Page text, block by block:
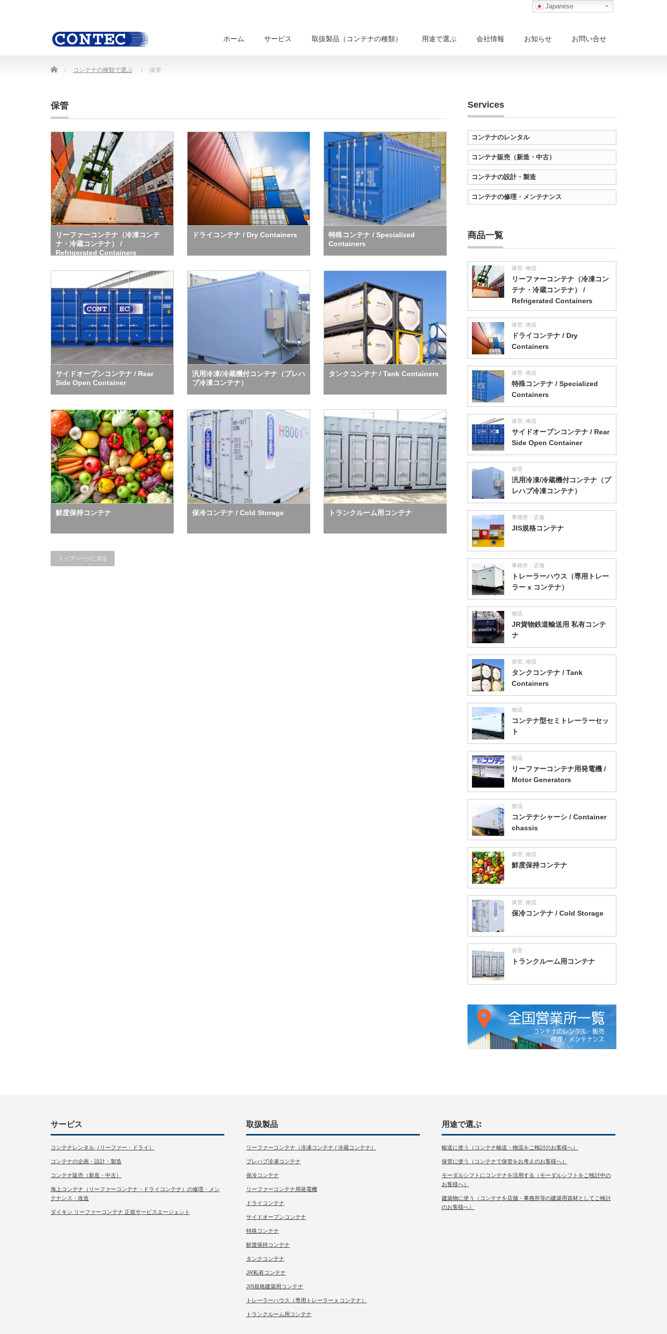
ホーム サービス 取扱製品（コンテナの種類） 用途で選ぶ 会社情報 お知らせ お問い合せ
Home コンテナの種類で選ぶ 保管
保管
リーファーコンテナ（冷凍コンテ
ナ・冷蔵コンテナ） /
Refrigerated Containers
ドライコンテナ / Dry Containers
特殊コンテナ / Specialized
Containers
サイドオープンコンテナ / Rear
Side Open Container
汎用冷凍/冷蔵機付コンテナ（プレハ
ブ冷凍コンテナ）
タンクコンテナ / Tank Containers
鮮度保持コンテナ 保冷コンテナ / Cold Storage トランクルーム用コンテナ
トップページに戻る
Services
コンテナのレンタル
コンテナ販売（新造・中古）
コンテナの設計・製造
コンテナの修理・メンテナンス
商品一覧
保管 物流
リーファーコンテナ（冷凍コン
テナ・冷蔵コンテナ） /
Refrigerated Containers
保管 物流
ドライコンテナ / Dry
Containers
保管 物流
特殊コンテナ / Specialized
Containers
保管 物流
サイドオープンコンテナ / Rear
Side Open Container
保管
汎用冷凍/冷蔵機付コンテナ（プ
レハブ冷凍コンテナ）
事務所・店舗
JIS規格コンテナ
事務所・店舗
トレーラーハウス（専用トレー
ラー x コンテナ）
物流
JR貨物鉄道輸送用 私有コンテ
ナ
保管 物流
タンクコンテナ / Tank
Containers
物流
コンテナ型セミトレーラーセッ
ト
物流
リーファーコンテナ用発電機 /
Motor Generators
物流
コンテナシャーシ / Container
chassis
保管 物流
鮮度保持コンテナ
保管 物流
保冷コンテナ / Cold Storage
保管
トランクルーム用コンテナ
サービス
コンテナレンタル（リーファー・ドライ）
コンテナの企画・設計・製造
コンテナ販売（新造・中古）
海上コンテナ（リーファーコンテナ・ドライコンテナ）の修理・メン
テナンス・改造
ダイキン リーファーコンテナ 正規サービスエージェント
取扱製品
リーファーコンテナ（冷凍コンテナ / 冷蔵コンテナ）
プレハブ冷凍コンテナ
保冷コンテナ
リーファーコンテナ用発電機
ドライコンテナ
サイドオープンコンテナ
特殊コンテナ
鮮度保持コンテナ
タンクコンテナ
JR私有コンテナ
JIS規格建築用コンテナ
トレーラーハウス（専用トレーラー x コンテナ）
トランクルーム用コンテナ
用途で選ぶ
輸送に使う（コンテナ輸送・物流をご検討のお客様へ）
保管に使う（コンテナで保管をお考えのお客様へ）
モーダルシフトにコンテナを活用する（モーダルシフトをご検討中の
お客様へ）
建築物に使う（コンテナを店舗・事務所等の建築用資材としてご検討
のお客様へ）
Japanese